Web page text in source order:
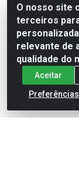
O nosso site
terceiros
relevante de
qualidade do
Aceitar